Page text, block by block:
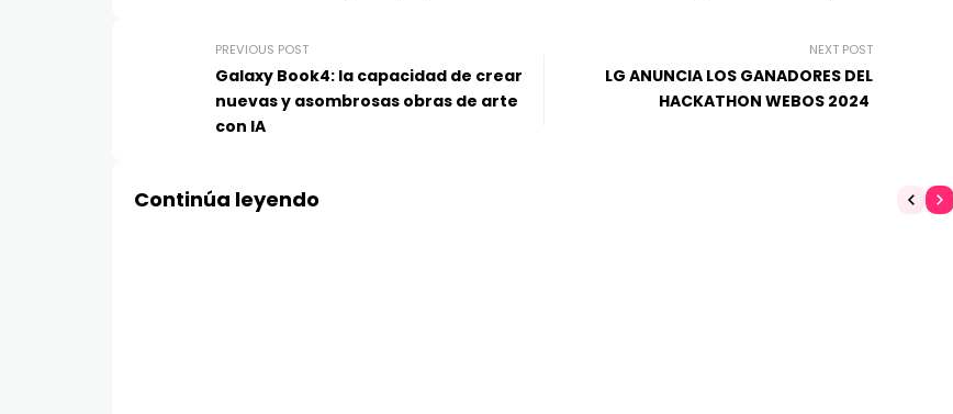
PREVIOUS POST
Galaxy Book4: la capacidad de crear
nuevas y asombrosas obras de arte
con IA
NEXT POST
LG ANUNCIA LOS GANADORES DEL
HACKATHON WEBOS 2024
Continúa leyendo